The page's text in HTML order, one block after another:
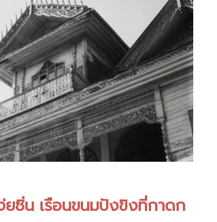
ยซิ่น เรือนขนมปังขิงที่กาดก